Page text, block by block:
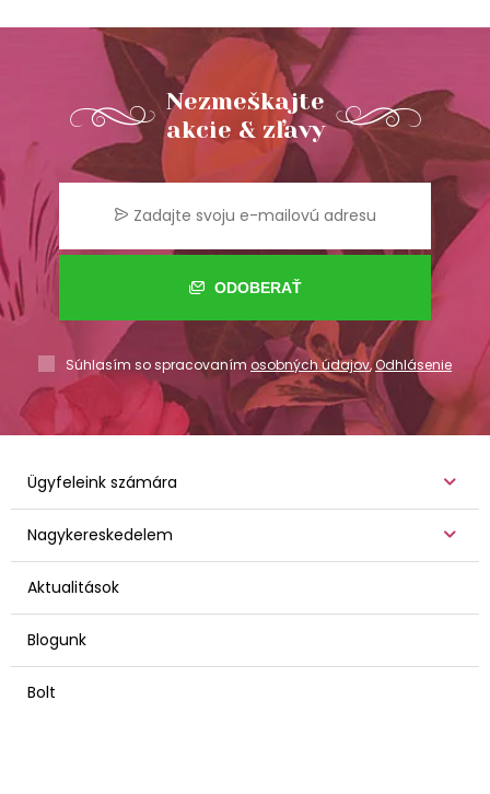
Nezmeškajte
akcie & zľavy
ODOBERAŤ
Súhlasím so spracovaním osobných údajov,Odhlásenie
Ügyfeleink számára
Nagykereskedelem
Aktualitások
Blogunk
Bolt